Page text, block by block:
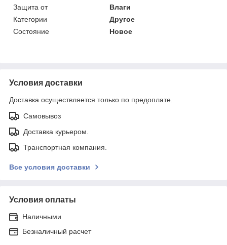
Защита от
Влаги
Категории
Другое
Состояние
Новое
Условия доставки
Доставка осуществляется только по предоплате.
Самовывоз
Доставка курьером.
Транспортная компания.
Все условия доставки
Условия оплаты
Наличными
Безналичный расчет